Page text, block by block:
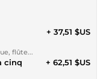
flûte...
+ 37,51 $US
cinq
+ 62,51 $US